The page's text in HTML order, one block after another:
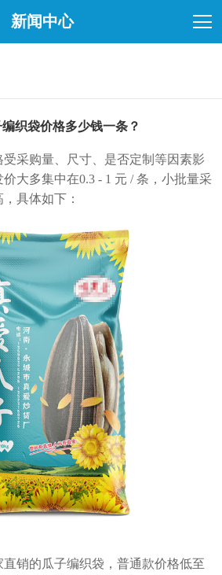
新闻中心
织袋价格多少钱一条？
受采购量、尺寸、是否定制等因素影
大多集中在0.3 - 1 元 / 条，小批量采
具体如下：
销的瓜子编织袋，普通款价格低至